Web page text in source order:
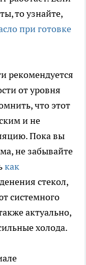
то узнайте,
при готовке
рекомендуется
от уровня
что этот
и не
Пока вы
не забывайте
как
стекол,
системного
актуально,
холода.